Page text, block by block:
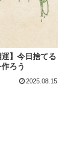
】今日捨てる
ろう
2025.08.15